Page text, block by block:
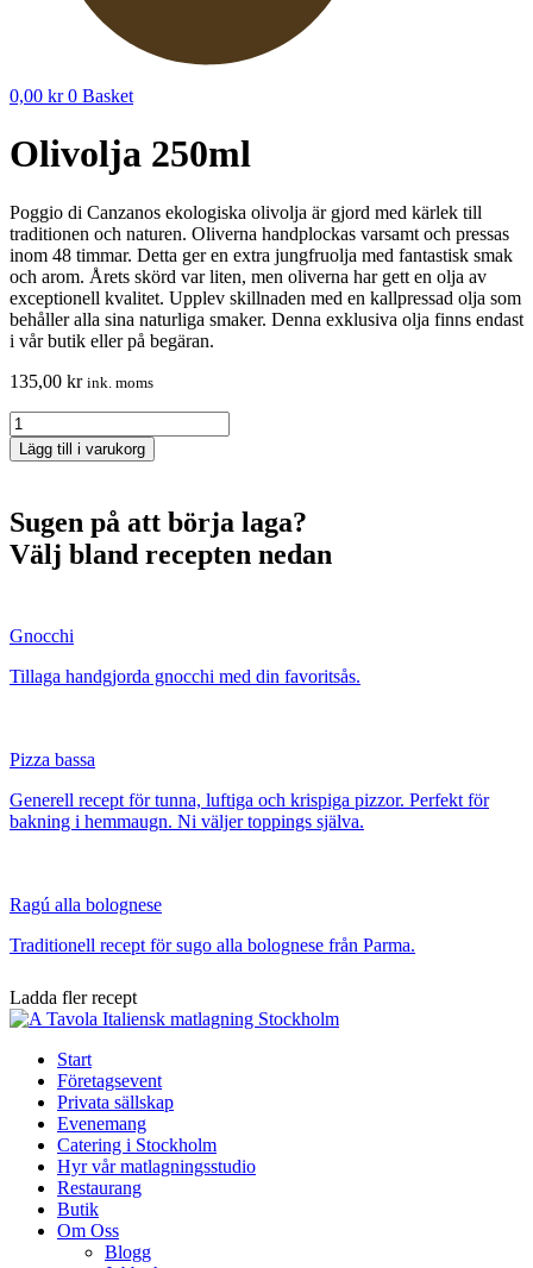
0,00 kr 0 Basket
Olivolja 250ml
Poggio di Canzanos ekologiska olivolja är gjord med kärlek till
traditionen och naturen. Oliverna handplockas varsamt och pressas
inom 48 timmar. Detta ger en extra jungfruolja med fantastisk smak
och arom. Årets skörd var liten, men oliverna har gett en olja av
exceptionell kvalitet. Upplev skillnaden med en kallpressad olja som
behåller alla sina naturliga smaker. Denna exklusiva olja finns endast
i vår butik eller på begäran.
135,00 kr ink. moms
Olivolja
250ml
quantity
Lägg till i varukorg
Sugen på att börja laga?
Välj bland recepten nedan
Gnocchi
Tillaga handgjorda gnocchi med din favoritsås.
Pizza bassa
Generell recept för tunna, luftiga och krispiga pizzor. Perfekt för
bakning i hemmaugn. Ni väljer toppings själva.
Ragú alla bolognese
Traditionell recept för sugo alla bolognese från Parma.
Ladda fler recept
Start
Företagsevent
Privata sällskap
Evenemang
Catering i Stockholm
Hyr vår matlagningsstudio
Restaurang
Butik
Om Oss
Blogg